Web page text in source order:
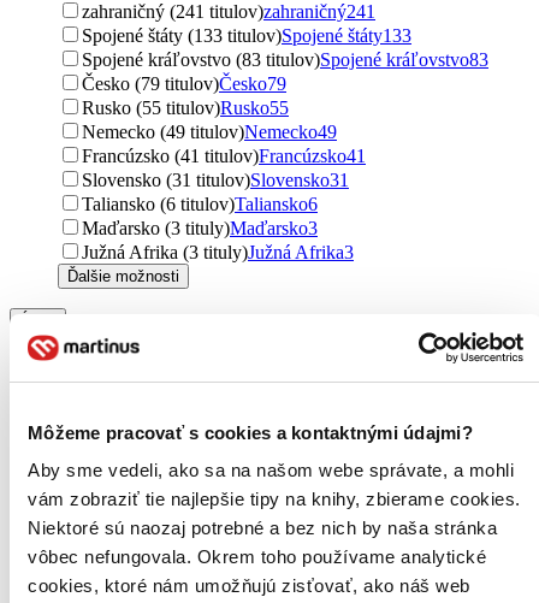
Môžeme pracovať s cookies a kontaktnými údajmi?
Aby sme vedeli, ako sa na našom webe správate, a mohli
vám zobraziť tie najlepšie tipy na knihy, zbierame cookies.
Niektoré sú naozaj potrebné a bez nich by naša stránka
vôbec nefungovala. Okrem toho používame analytické
cookies, ktoré nám umožňujú zisťovať, ako náš web
zahraničný (241 titulov)zahraničný241
Spojené štáty (133 titulov)Spojené štáty133
Spojené kráľovstvo (83 titulov)Spojené kráľovstvo83
Česko (79 titulov)Česko79
Rusko (55 titulov)Rusko55
Nemecko (49 titulov)Nemecko49
Francúzsko (41 titulov)Francúzsko41
Slovensko (31 titulov)Slovensko31
Taliansko (6 titulov)Taliansko6
Maďarsko (3 tituly)Maďarsko3
Južná Afrika (3 tituly)Južná Afrika3
Ďalšie možnosti
romány (335 titulov)
Podžáner
fantasy (49 titulov)
dystopický (28 titulov)dystopický28
sci-fi (12 titulov)sci-fi12
thrillery (8 titulov)thrillery8
high fantasy (4 tituly)high fantasy4